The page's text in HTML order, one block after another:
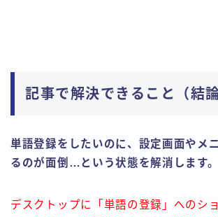
記事で解決できること（結論
単語登録をしたいのに、設定画面やメ
るのが面倒…という状態を解消します。
デスクトップに「単語の登録」へのシ